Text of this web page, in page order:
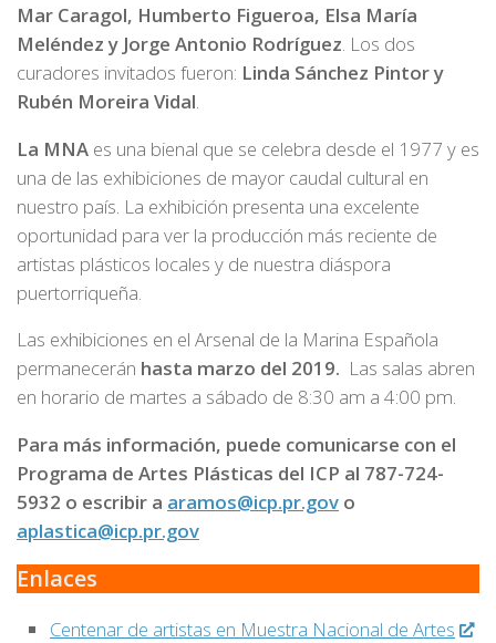
Mar Caragol, Humberto Figueroa, Elsa María
Meléndez y Jorge Antonio Rodríguez. Los dos
curadores invitados fueron: Linda Sánchez Pintor y
Rubén Moreira Vidal.
La MNA es una bienal que se celebra desde el 1977 y es
una de las exhibiciones de mayor caudal cultural en
nuestro país. La exhibición presenta una excelente
oportunidad para ver la producción más reciente de
artistas plásticos locales y de nuestra diáspora
puertorriqueña.
Las exhibiciones en el Arsenal de la Marina Española
permanecerán hasta marzo del 2019. Las salas abren
en horario de martes a sábado de 8:30 am a 4:00 pm.
Para más información, puede comunicarse con el
Programa de Artes Plásticas del ICP al 787-724-
5932 o escribir a aramos@icp.pr.gov o
aplastica@icp.pr.gov
Enlaces
Centenar de artistas en Muestra Nacional de Artes